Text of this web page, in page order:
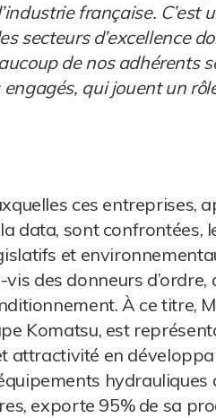
française. C’est
secteurs d’excellence
de nos adhérents
qui jouent un
ces entreprises,
data, sont confrontées,
et
des donneurs d’ordre,
À ce titre,
Komatsu, est
en
exporte 95% de sa